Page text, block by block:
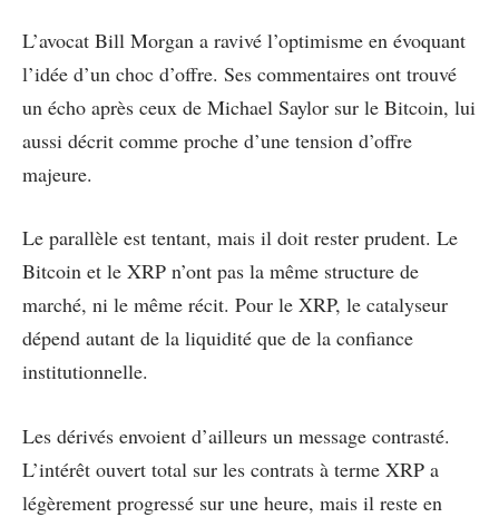
L’avocat Bill Morgan a ravivé l’optimisme en évoquant
l’idée d’un choc d’offre. Ses commentaires ont trouvé
un écho après ceux de Michael Saylor sur le Bitcoin, lui
aussi décrit comme proche d’une tension d’offre
majeure.
Le parallèle est tentant, mais il doit rester prudent. Le
Bitcoin et le XRP n’ont pas la même structure de
marché, ni le même récit. Pour le XRP, le catalyseur
dépend autant de la liquidité que de la confiance
institutionnelle.
Les dérivés envoient d’ailleurs un message contrasté.
L’intérêt ouvert total sur les contrats à terme XRP a
légèrement progressé sur une heure, mais il reste en